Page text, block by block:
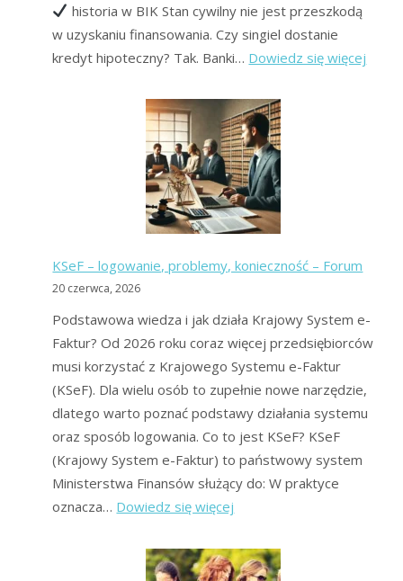
historia w BIK Stan cywilny nie jest przeszkodą
w uzyskaniu finansowania. Czy singiel dostanie
kredyt hipoteczny? Tak. Banki… Dowiedz się więcej
KSeF – logowanie, problemy, konieczność – Forum
20 czerwca, 2026
Podstawowa wiedza i jak działa Krajowy System e-
Faktur? Od 2026 roku coraz więcej przedsiębiorców
musi korzystać z Krajowego Systemu e-Faktur
(KSeF). Dla wielu osób to zupełnie nowe narzędzie,
dlatego warto poznać podstawy działania systemu
oraz sposób logowania. Co to jest KSeF? KSeF
(Krajowy System e-Faktur) to państwowy system
Ministerstwa Finansów służący do: W praktyce
oznacza… Dowiedz się więcej
–
logowanie,